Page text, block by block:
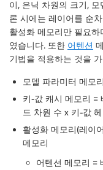
이, 은닉 차원의 크기,
론 시에는 레이어를 순
활성화 메모리만 필요
였습니다. 또한 어텐션
기법을 적용하는 것을
모델 파라미터 메모
키-값 캐시 메모리 =
드 차원 수 x 키-값
활성화 메모리(레이
메모리
어텐션 메모리 =